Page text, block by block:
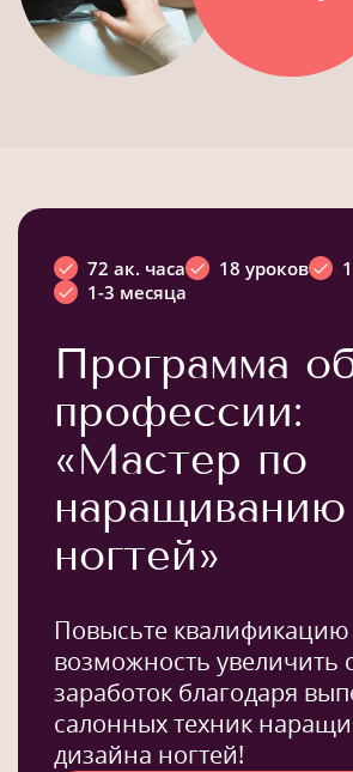
72 ак. часа 18 уроков
1-3 месяца
Программа
профессии:
«Мастер по
наращиванию
ногтей»
Повысьте квалификацию
возможность увеличить
заработок благодаря
салонных техник
дизайна ногтей!